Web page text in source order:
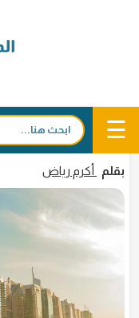
☰ بحث:
كيف أدارت شركات
تداعيات الأحداث
12 مايو 2026 - 17:24
بقلم أكرم رياض